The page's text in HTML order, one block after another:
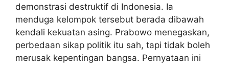
demonstrasi destruktif di Indonesia. Ia
menduga kelompok tersebut berada dibawah
kendali kekuatan asing. Prabowo menegaskan,
perbedaan sikap politik itu sah, tapi tidak boleh
merusak kepentingan bangsa. Pernyataan ini